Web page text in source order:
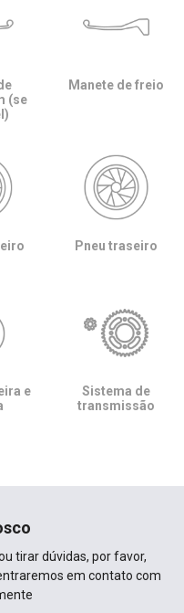
(se
Manete de freio
Pneu traseiro
e
Sistema de
transmissão
tirar dúvidas, por favor,
em contato com